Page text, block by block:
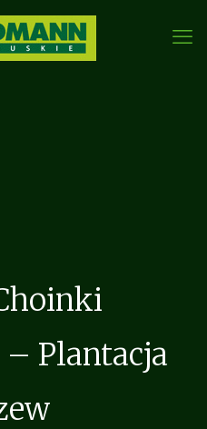
– Plantacja